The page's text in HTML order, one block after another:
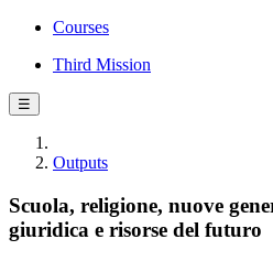
Courses
Third Mission
☰
Outputs
Scuola, religione, nuove
giuridica e risorse del futuro